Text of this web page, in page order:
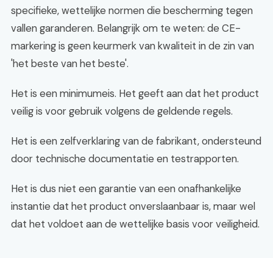
specifieke, wettelijke normen die bescherming tegen
vallen garanderen. Belangrijk om te weten: de CE-
markering is geen keurmerk van kwaliteit in de zin van
'het beste van het beste'.
Het is een minimumeis. Het geeft aan dat het product
veilig is voor gebruik volgens de geldende regels.
Het is een zelfverklaring van de fabrikant, ondersteund
door technische documentatie en testrapporten.
Het is dus niet een garantie van een onafhankelijke
instantie dat het product onverslaanbaar is, maar wel
dat het voldoet aan de wettelijke basis voor veiligheid.